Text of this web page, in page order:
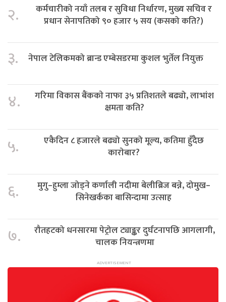
२.
कर्मचारीको नयाँ तलब र सुविधा निर्धारण, मुख्य सचिव र
प्रधान सेनापतिको ९० हजार ५ सय (कसको कति?)
३. नेपाल टेलिकमको ब्रान्ड एम्बेसडरमा कुशल भुर्तेल नियुक्त
४.
गरिमा विकास बैंककाे नाफा ३५ प्रतिशतले बढ्यो, लाभांश
क्षमता कति?
५.
एकैदिन ८ हजारले बढ्यो सुनको मूल्य, कतिमा हुँदैछ
काराेबार?
६.
मुगु–हुम्ला जोड्ने कर्णाली नदीमा बेलीब्रिज बन्ने, दोमुख–
सिनेखर्कका बासिन्दामा उत्साह
७.
रौतहटको धनसारमा पेट्रोल ट्याङ्कर दुर्घटनापछि आगलागी,
चालक नियन्त्रणमा